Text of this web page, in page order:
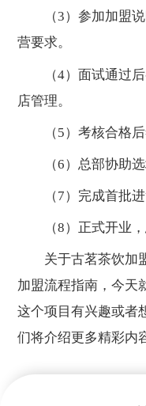
（3）参加加盟说
营要求。
（4）面试通过后
店管理。
（5）考核合格后
（6）总部协助选
（7）完成首批进
（8）正式开业，
关于古茗茶饮加盟
加盟流程指南，今天
这个项目有兴趣或者
们将介绍更多精彩内